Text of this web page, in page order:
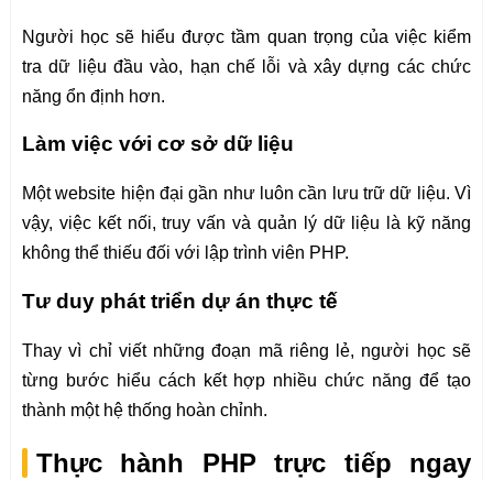
Người học sẽ hiểu được tầm quan trọng của việc kiểm
tra dữ liệu đầu vào, hạn chế lỗi và xây dựng các chức
năng ổn định hơn.
Làm việc với cơ sở dữ liệu
Một website hiện đại gần như luôn cần lưu trữ dữ liệu. Vì
vậy, việc kết nối, truy vấn và quản lý dữ liệu là kỹ năng
không thể thiếu đối với lập trình viên PHP.
Tư duy phát triển dự án thực tế
Thay vì chỉ viết những đoạn mã riêng lẻ, người học sẽ
từng bước hiểu cách kết hợp nhiều chức năng để tạo
thành một hệ thống hoàn chỉnh.
Thực hành PHP trực tiếp ngay